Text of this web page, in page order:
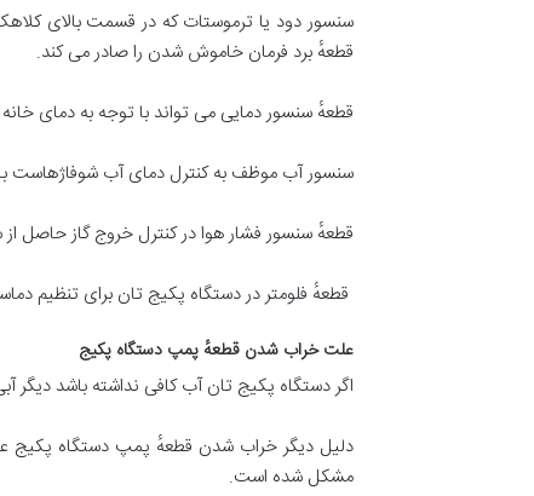
سنسور دود یا ترموستات که در قسمت بالای
قطعهٔ برد فرمان خاموش شدن را صادر می کند.
قطعهٔ سنسور دمایی می تواند با توجه به دمای
سنسور آب موظف به کنترل دمای آب شوفاژهاست با
قطعهٔ سنسور فشار هوا در کنترل خروج گاز حاصل
قطعهٔ فلومتر در دستگاه پکیج تان برای تنظیم
علت خراب شدن قطعهٔ پمپ دستگاه پکیج
اگر دستگاه پکیج تان آب کافی نداشته باشد دیگر
دلیل دیگر خراب شدن قطعهٔ پمپ دستگاه پکیج
مشکل شده است.